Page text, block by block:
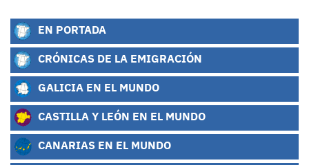
EN PORTADA
CRÓNICAS DE LA EMIGRACIÓN
GALICIA EN EL MUNDO
CASTILLA Y LEÓN EN EL MUNDO
CANARIAS EN EL MUNDO